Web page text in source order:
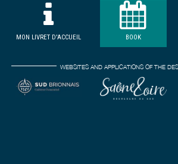
MON LIVRET D'ACCUEIL BOOK
WEBSITES AND APPLICATIONS OF THE